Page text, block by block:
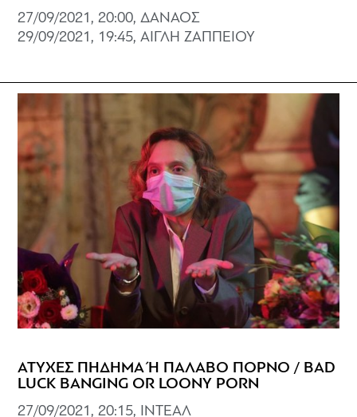
27/09/2021, 20:00, ΔΑΝΑΟΣ
29/09/2021, 19:45, ΑΙΓΛΗ ΖΑΠΠΕΙΟΥ
ΑΤΥΧΕΣ ΠΗΔΗΜΑ Ή ΠΑΛΑΒΟ ΠΟΡΝΟ / BAD
LUCK BANGING OR LOONY PORN
27/09/2021, 20:15, ΙΝΤΕΑΛ